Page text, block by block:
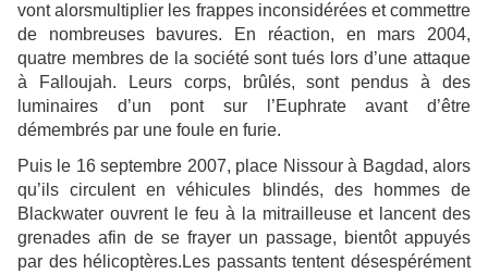
vont alorsmultiplier les frappes inconsidérées et commettre
de nombreuses bavures. En réaction, en mars 2004,
quatre membres de la société sont tués lors d’une attaque
à Falloujah. Leurs corps, brûlés, sont pendus à des
luminaires d’un pont sur l’Euphrate avant d’être
démembrés par une foule en furie.
Puis le 16 septembre 2007, place Nissour à Bagdad, alors
qu’ils circulent en véhicules blindés, des hommes de
Blackwater ouvrent le feu à la mitrailleuse et lancent des
grenades afin de se frayer un passage, bientôt appuyés
par des hélicoptères.Les passants tentent désespérément